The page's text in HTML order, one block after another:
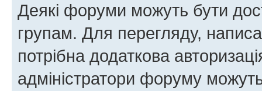
Деякі форуми можуть бути
групам. Для перегляду,
потрібна додаткова
адміністратори форуму